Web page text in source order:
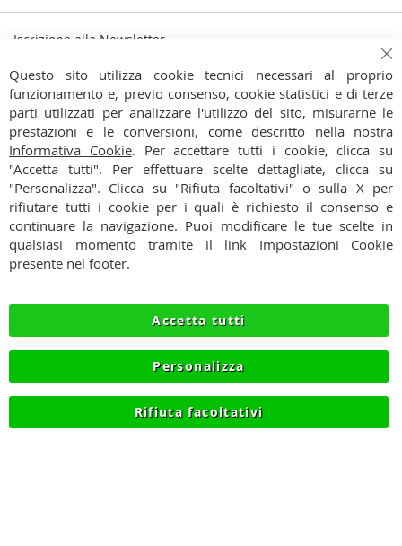
Iscrizione alla Newsletter
alla
nostra
Newsletter:
Iscriviti
Ho preso visione dell'Informativa Privacy
CONTATTI
CONDIZIONI
PAGAMENTI
PRIVACY
RECESSO
COOKIE
© 2012-2026 NIKMART.IT - P.IVA IT03420740130 - TEL
Questo sito utilizza cookie tecnici necessari al proprio
funzionamento e, previo consenso, cookie statistici e di terze
parti utilizzati per analizzare l'utilizzo del sito, misurarne le
prestazioni e le conversioni, come descritto nella nostra
Informativa Cookie. Per accettare tutti i cookie, clicca su
"Accetta tutti". Per effettuare scelte dettagliate, clicca su
"Personalizza". Clicca su "Rifiuta facoltativi" o sulla X per
rifiutare tutti i cookie per i quali è richiesto il consenso e
continuare la navigazione. Puoi modificare le tue scelte in
qualsiasi momento tramite il link Impostazioni Cookie
presente nel footer.
Accetta tutti
Personalizza
Rifiuta facoltativi